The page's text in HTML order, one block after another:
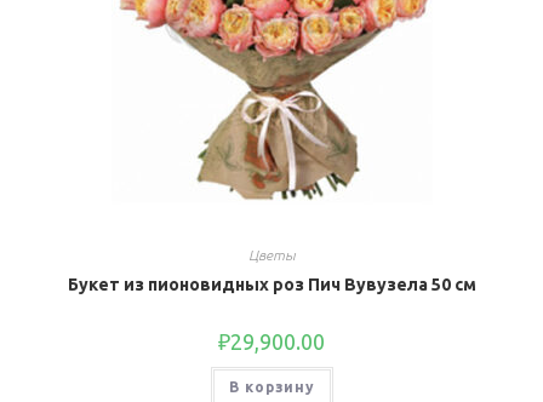
Цветы
Букет из пионовидных роз Пич Вувузела 50 см
₽29,900.00
В корзину